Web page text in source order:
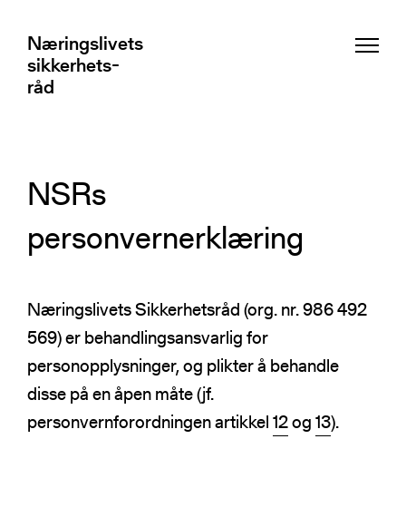
Næringslivets
sikkerhets-
råd
Næringslivets
sikkerhets-
råd
Aktuelt
Beredskapssenter
Totalberedskap og totalforsvar
Situasjonsoppdateringer
Øvelser
Har du fått et varsel av oss?
Ekspertutvalg
Det konsultative råd
Regionale representanter
Tjenester og verktøy
Medlemsfordeler
NSRs kontaktregister
Kurs og arrangementer
Publikasjoner
NSRs
personvernerklæring
Næringslivets Sikkerhetsråd (org. nr. 986 492
569) er behandlingsansvarlig for
personopplysninger, og plikter å behandle
disse på en åpen måte (jf.
personvernforordningen artikkel12og13).